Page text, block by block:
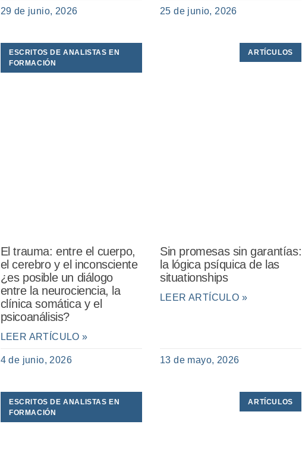
29 de junio, 2026 25 de junio, 2026
ESCRITOS DE ANALISTAS EN
FORMACIÓN
El trauma: entre el cuerpo,
el cerebro y el inconsciente
¿es posible un diálogo
entre la neurociencia, la
clínica somática y el
psicoanálisis?
LEER ARTÍCULO »
4 de junio, 2026
ARTÍCULOS
Sin promesas sin garantías:
la lógica psíquica de las
situationships
LEER ARTÍCULO »
13 de mayo, 2026
ESCRITOS DE ANALISTAS EN
FORMACIÓN
ARTÍCULOS